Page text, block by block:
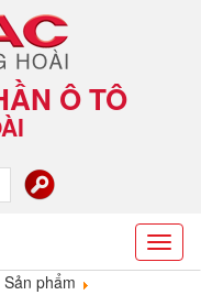
Ô TÔ
Sản phẩm